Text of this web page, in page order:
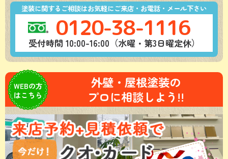
塗装に関するご相談はお気軽にご来店・お電話・メール下さい
0120-38-1116
受付時間 10:00-16:00（水曜・第3日曜定休）
WEBの方
はこちら
外壁・屋根塗装の
プロに相談しよう!!